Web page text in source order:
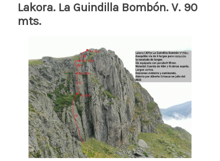
Lakora. La Guindilla Bombón. V. 90
mts.